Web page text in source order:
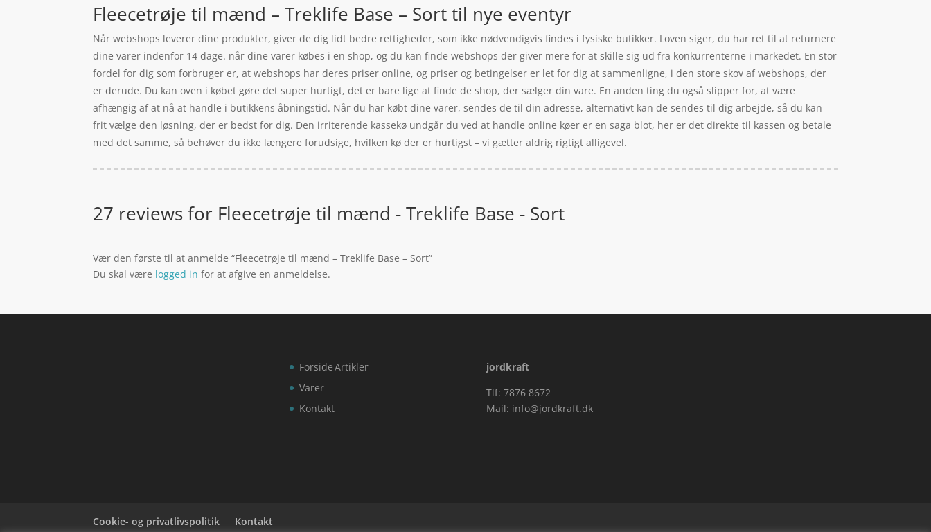
Fleecetrøje til mænd – Treklife Base – Sort til nye eventyr
Når webshops leverer dine produkter, giver de dig lidt bedre rettigheder, som ikke nødvendigvis findes i fysiske butikker. Loven siger, du har ret til at returnere
dine varer indenfor 14 dage. når dine varer købes i en shop, og du kan finde webshops der giver mere for at skille sig ud fra konkurrenterne i markedet. En stor
fordel for dig som forbruger er, at webshops har deres priser online, og priser og betingelser er let for dig at sammenligne, i den store skov af webshops, der
er derude. Du kan oven i købet gøre det super hurtigt, det er bare lige at finde de shop, der sælger din vare. En anden ting du også slipper for, at være
afhængig af at nå at handle i butikkens åbningstid. Når du har købt dine varer, sendes de til din adresse, alternativt kan de sendes til dig arbejde, så du kan
frit vælge den løsning, der er bedst for dig. Den irriterende kassekø undgår du ved at handle online køer er en saga blot, her er det direkte til kassen og betale
med det samme, så behøver du ikke længere forudsige, hvilken kø der er hurtigst – vi gætter aldrig rigtigt alligevel.
27 reviews for Fleecetrøje til mænd - Treklife Base - Sort
Vær den første til at anmelde “Fleecetrøje til mænd – Treklife Base – Sort”
Du skal være logged in for at afgive en anmeldelse.
Forside
Varer
Kontakt
Artikler
jordkraft
Tlf: 7876 8672
Mail: info@jordkraft.dk
Cookie- og privatlivspolitik Kontakt